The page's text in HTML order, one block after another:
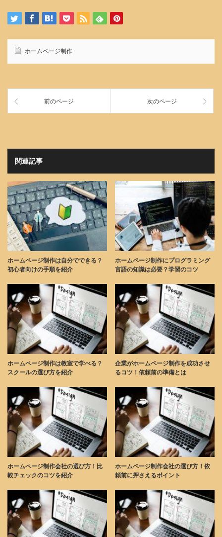
ホームページ制作
前のページ 次のページ
関連記事
ホームページ制作は自分でできる？
初心者向けの手順を紹介
ホームページ制作にプログラミング
言語の知識は必要？学習のコツ
ホームページ制作は教室で学べる？
スクールの選び方を紹介
企業がホームページ制作を成功させ
るコツ！依頼前の準備とは
ホームページ制作会社の選び方！比
較チェックのコツを紹介
ホームページ制作会社の選び方！依
頼前に押さえるポイント